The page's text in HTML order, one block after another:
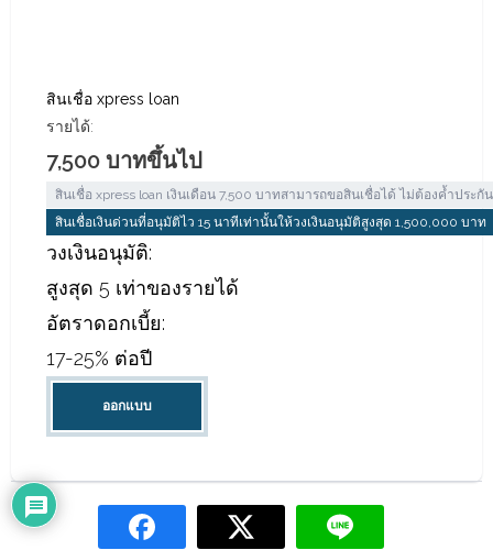
สินเชื่อ xpress loan
รายได้:
7,500 บาทขึ้นไป
สินเชื่อ xpress loan เงินเดือน 7,500 บาทสามารถขอสินเชื่อได้ ไม่ต้องค้ำประกั
สินเชื่อเงินด่วนที่อนุมัติไว 15 นาทีเท่านั้นให้วงเงินอนุมัติสูงสุด 1,500,000 บาท
วงเงินอนุมัติ:
สูงสุด 5 เท่าของรายได้
อัตราดอกเบี้ย:
17-25% ต่อปี
ออกแบบ